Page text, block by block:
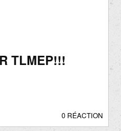
TLMEP!!!
0 RÉACTION